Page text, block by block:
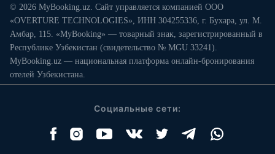
© 2026 MyBooking.uz. Сайт управляется компанией ООО
«OVERTURE TECHNOLOGIES», ИНН 304255336, г. Бухара, ул. М.
Амбар, 115. «MyBooking» — товарный знак, зарегистрированный в
Республике Узбекистан (свидетельство № MGU 33241).
MyBooking.uz — национальная платформа онлайн-бронирования
отелей Узбекистана.
Социальные сети: